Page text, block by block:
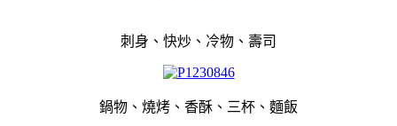
刺身、快炒、冷物、壽司
鍋物、燒烤、香酥、三杯、麵飯